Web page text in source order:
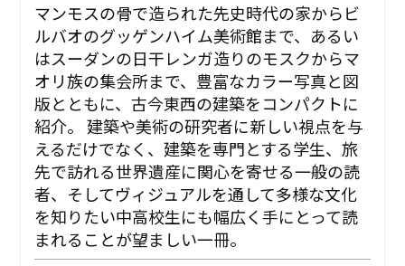
マンモスの骨で造られた先史時代の家からビ
ルバオのグッゲンハイム美術館まで、あるい
はスーダンの日干レンガ造りのモスクからマ
オリ族の集会所まで、豊富なカラー写真と図
版とともに、古今東西の建築をコンパクトに
紹介。 建築や美術の研究者に新しい視点を与
えるだけでなく、建築を専門とする学生、旅
先で訪れる世界遺産に関心を寄せる一般の読
者、そしてヴィジュアルを通して多様な文化
を知りたい中高校生にも幅広く手にとって読
まれることが望ましい一冊。